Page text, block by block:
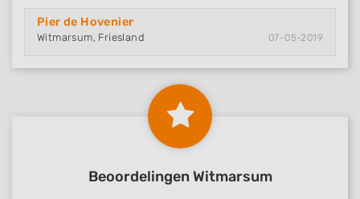
Pier de Hovenier
Witmarsum, Friesland 07-05-2019
Beoordelingen Witmarsum